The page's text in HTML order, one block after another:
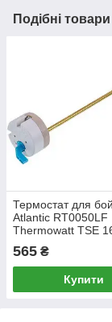
Подібні
Термостат для
Atlantic RT0050LF
Thermowatt TSE
стрижень
565 ₴
Купити